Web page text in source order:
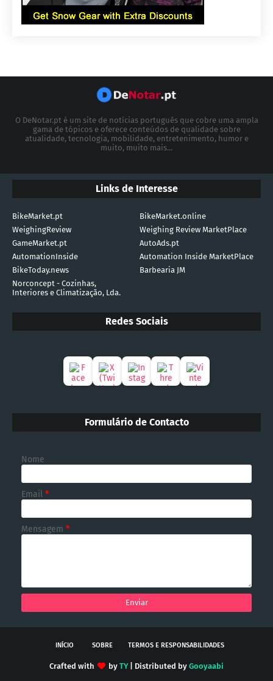
O DeNotar.pt é um site de notícias português que cobre uma ampla
gama de tópicos e oferece conteúdos de qualidade sobre
atualidade, tecnologia, mobilidade, entretenimento, humor e
muito, muito mais...
Links de Interesse
BikeMarket.pt
BikeMarket.online
WeighingReview
Weighing Review MarketPlace
GameMarket.pt
AutoAds.pt
AutomationInside
Automation Inside MarketPlace
BikeToday.news
Barbearia JM
Norconcept - Cozinhas,
Interiores e Climatização, Lda.
Redes Sociais
Formulário de Contacto
Nome
Email *
Mensagem *
INÍCIO SOBRE TERMOS E RESPONSABILIDADES
Crafted with by TY| Distributed by Gooyaabi